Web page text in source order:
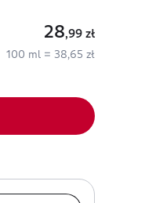
28,99 zł
100 ml = 38,65 zł